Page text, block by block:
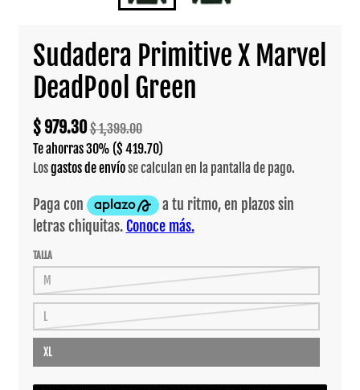
Sudadera Primitive X Marvel
DeadPool Green
$ 979.30$ 1,399.00
Te ahorras30% ($ 419.70)
Losgastos de envíose calculan en la pantalla de pago.
TALLA
M
L
XL